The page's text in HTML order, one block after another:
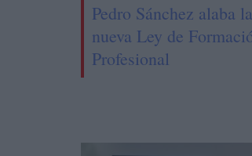
Pedro Sánchez alaba la
nueva Ley de
Profesional